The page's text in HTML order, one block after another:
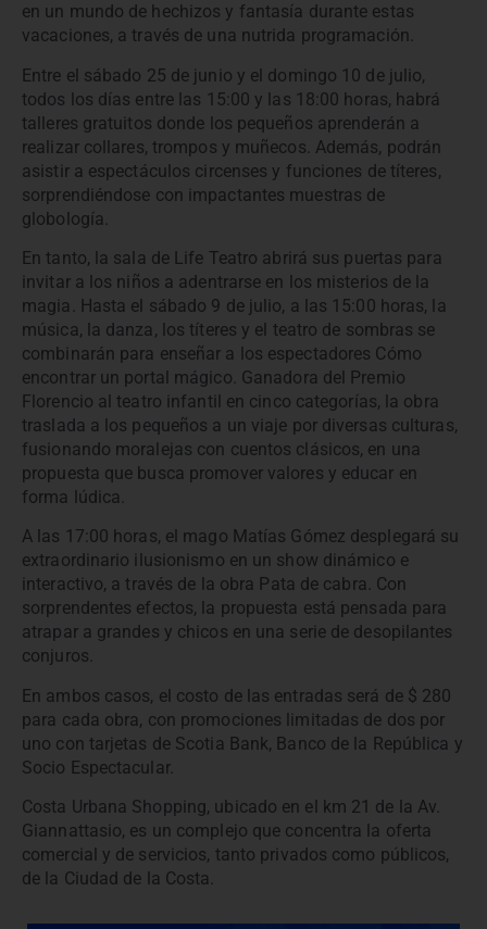
en un mundo de hechizos y fantasía durante estas
vacaciones, a través de una nutrida programación.
Entre el sábado 25 de junio y el domingo 10 de julio,
todos los días entre las 15:00 y las 18:00 horas, habrá
talleres gratuitos donde los pequeños aprenderán a
realizar collares, trompos y muñecos. Además, podrán
asistir a espectáculos circenses y funciones de títeres,
sorprendiéndose con impactantes muestras de
globología.
En tanto, la sala de Life Teatro abrirá sus puertas para
invitar a los niños a adentrarse en los misterios de la
magia. Hasta el sábado 9 de julio, a las 15:00 horas, la
música, la danza, los títeres y el teatro de sombras se
combinarán para enseñar a los espectadores Cómo
encontrar un portal mágico. Ganadora del Premio
Florencio al teatro infantil en cinco categorías, la obra
traslada a los pequeños a un viaje por diversas culturas,
fusionando moralejas con cuentos clásicos, en una
propuesta que busca promover valores y educar en
forma lúdica.
A las 17:00 horas, el mago Matías Gómez desplegará su
extraordinario ilusionismo en un show dinámico e
interactivo, a través de la obra Pata de cabra. Con
sorprendentes efectos, la propuesta está pensada para
atrapar a grandes y chicos en una serie de desopilantes
conjuros.
En ambos casos, el costo de las entradas será de $ 280
para cada obra, con promociones limitadas de dos por
uno con tarjetas de Scotia Bank, Banco de la República y
Socio Espectacular.
Costa Urbana Shopping, ubicado en el km 21 de la Av.
Giannattasio, es un complejo que concentra la oferta
comercial y de servicios, tanto privados como públicos,
de la Ciudad de la Costa.